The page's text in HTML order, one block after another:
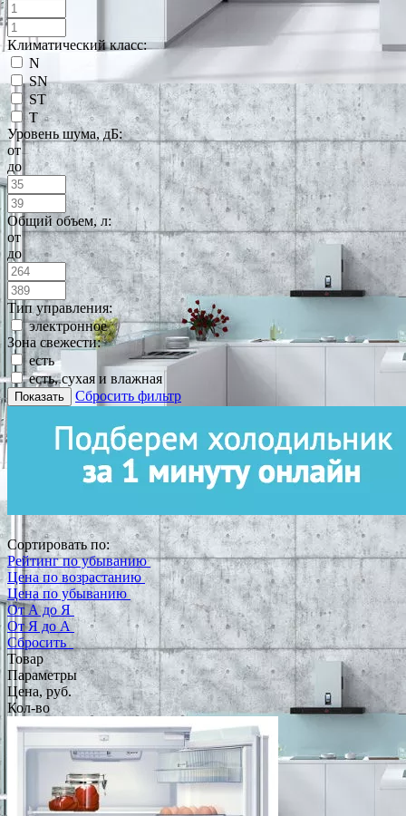
Климатический класс:
N
SN
ST
T
Уровень шума, дБ:
от
до
Общий объем, л:
от
до
Тип управления:
электронное
Зона свежести:
есть
есть, сухая и влажная
Показать Сбросить фильтр
Сортировать по:
Рейтинг по убыванию
Цена по возрастанию
Цена по убыванию
От А до Я
От Я до А
Сбросить
Товар
Параметры
Цена, руб.
Кол-во